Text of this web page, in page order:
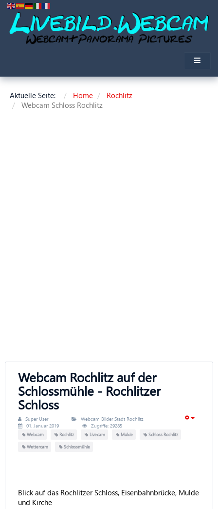
Aktuelle Seite: Home
Rochlitz
Webcam Schloss Rochlitz
Webcam Rochlitz auf der
Schlossmühle - Rochlitzer
Schloss
Super User
Webcam Bilder Stadt Rochlitz
01. Januar 2019
Zugriffe: 29285
Webcam
Rochlitz Livecam Mulde Schloss Rochlitz
Wettercam Schlossmühle
Blick auf das Rochlitzer Schloss, Eisenbahnbrücke, Mulde
und Kirche